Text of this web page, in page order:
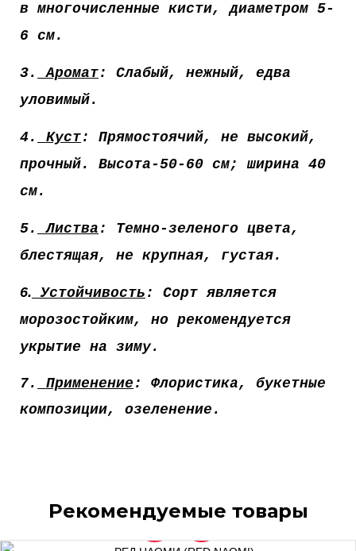
в многочисленные кисти, диаметром 5-
6 см.
3. Аромат: Слабый, нежный, едва
уловимый.
4. Куст: Прямостоячий, не высокий,
прочный. Высота-50-60 см; ширина 40
см.
5. Листва : Темно-зеленого цвета,
блестящая, не крупная, густая.
6. Устойчивость : Сорт является
морозостойким, но рекомендуется
укрытие на зиму.
7. Применение : Флористика, букетные
композиции, озеленение.
Рекомендуемые товары